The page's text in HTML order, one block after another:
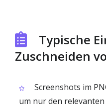
Typische
Zuschneiden
Screenshots im
um nur den